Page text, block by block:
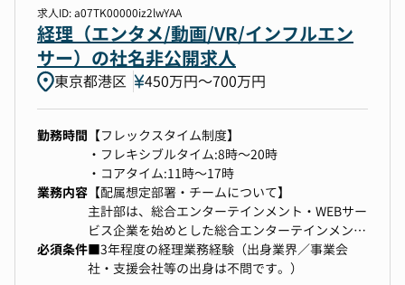
経理財務部門では、経理・財務・税務に加えて、
子会社管理、M&Aを含めた新規事業対応、事業支
援といった役割を担っています。
入社後は、現在の経理財務部門でコーポレート本
部長とコミュニケーションを図りながら、経理財
務領域のマネジメント、戦略や方針策定に関与い
ただきつつ、当初は実務面にも幅広く担当いただ
きます。
新たな領域（新規事業やM&A等）への対応を通し
て、コーポレート本部長やCFOなどの経営陣や、
事業運営の責任者との連携を推進いただき、事業
の成長に貢献していただきます。
・固定資産管理
・現預金管理
・経費精算
・上記に基づく仕訳起票入力
・決算固有仕訳（減損兆候、引当金等）
・顧問税理士対応
・関連グループ会社経理業務
■キャリアプラン
基礎～財務諸表の作成まで、一連の経理スキルを
◆業務詳細
・海外子会社を含むグループ全体の月次・四半
期・年次決算業務
・国ごとに異なる会計・税務ルールへの理解をも
とに、各海外拠点との連携・支援
・現地とのコミュニケーションを通じた経理実務
・連結決算対応および監査法人対応
・会計・決算業務に関わる業務フローの整備、内
部統制の強化
・有価証券報告書・決算短信などの開示資料の作
成およびチェック業務
・内部監査の企画・実施および改善提案
・稟議フローやガバナンス体制の見直し・最適化
・SCCの構築
求人ID: a07TK00000iz2lwYAA
経理（エンタメ/動画/VR/インフルエン
サー）の社名非公開求人
東京都港区 450万円〜700万円
勤務時間 【フレックスタイム制度】
・フレキシブルタイム:8時～20時
・コアタイム:11時～17時
業務内容 【配属想定部署・チームについて】
主計部は、総合エンターテインメント・WEBサー
ビス企業を始めとした総合エンターテインメン
ト・WEBサービス企業各社の単体決算及び税務対
応を担う部署です。40名程度が在籍しており、そ
必須条件■3年程度の経理業務経験（出身業界／事業会
社・支援会社等の出身は不問です。）